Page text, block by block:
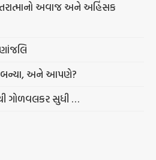
અવાજ અને અહિંસક
બન્યા, અને આપણે?
ગોળવલકર સુધી …